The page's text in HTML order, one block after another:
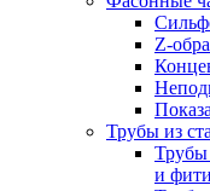
Z-
Трубы из
Трубы
и